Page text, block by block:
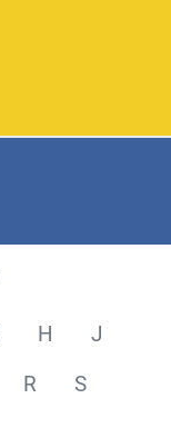
H
J
R
S